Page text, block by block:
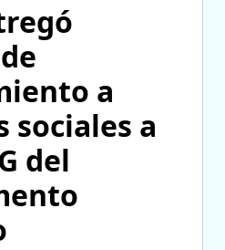
a
sociales a
del